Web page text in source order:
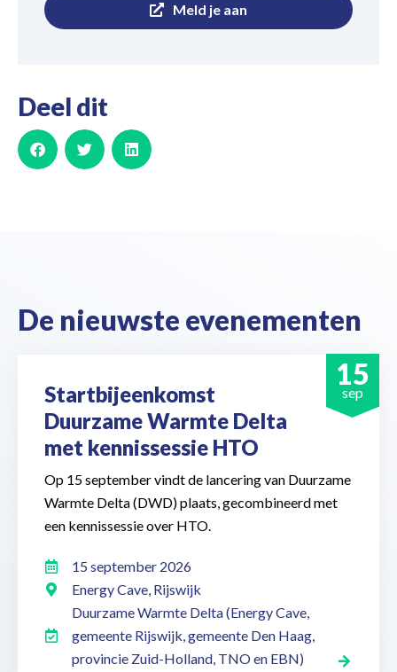
Meld je aan
Deel dit
De nieuwste evenementen
15
sep
Startbijeenkomst
Duurzame Warmte Delta
met kennissessie HTO
Op 15 september vindt de lancering van Duurzame
Warmte Delta (DWD) plaats, gecombineerd met
een kennissessie over HTO.
15 september 2026
Energy Cave, Rijswijk
Duurzame Warmte Delta (Energy Cave,
gemeente Rijswijk, gemeente Den Haag,
provincie Zuid-Holland, TNO en EBN)